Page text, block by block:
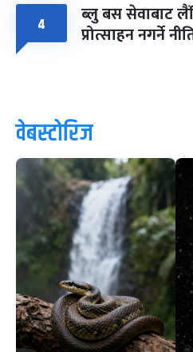
४ ब्लु बस सेवाबाट
प्रोत्साहन नगर्ने
वेबस्टोरिज